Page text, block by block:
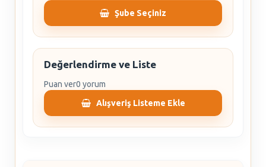
Şube Seçiniz
Değerlendirme ve Liste
Puan ver0 yorum
Alışveriş Listeme Ekle